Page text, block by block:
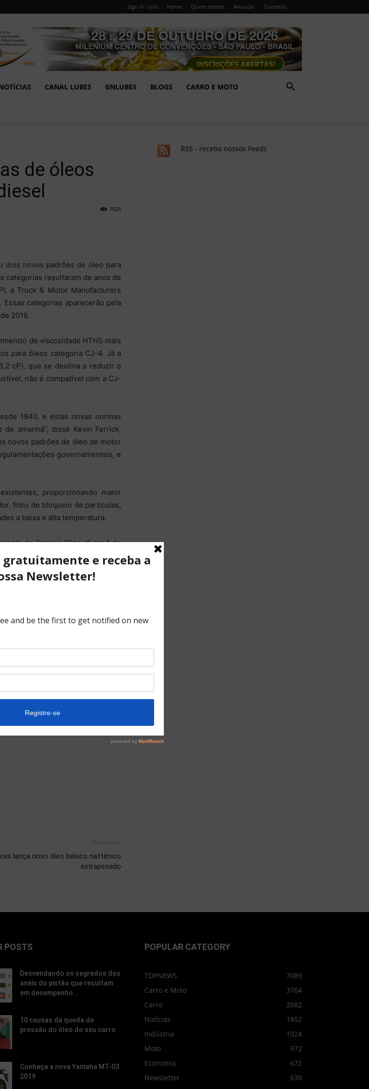
Sign in / Join Home Quem somos Anuncie Contatos
CANAL LUBES GNLUBES BLOGS CARRO E MOTO
de óleos
1825
dois novos padrões de óleo para
categorias resultaram de anos de
a Truck & Motor Manufacturers
categorias aparecerão pela
2016.
de viscosidade HTHS mais
para óleos categoria CJ-4. Já a
cP), que se destina a reduzir o
não é compatível com a CJ-
1940, e estas novas normas
amanhã”, disse Kevin Ferrick,
novos padrões de óleo de motor
governamentais, e
proporcionando maior
filtro de bloqueio de partículas,
a baixa e alta temperatura.
do Serviço “Donut” em 1 de
os comerciantes tenham tempo
os óleos licenciados API CJ-4
licenciados API CK-4, assim que
motores diesel de hoje.
formulados para uso em
para atender os modelos
efeito estufa, em auto-estradas
os óleos API FA-4 para seus
os fabricantes irão recomendar
lança novo óleo básico naftênico
extrapesado
RSS - receba nossos Feeds
POSTS
Desvendando os segredos dos
anéis do pistão que resultam
em desempenho...
10 causas da queda de
pressão do óleo do seu carro
Conheça a nova Yamaha MT-03
2019
POPULAR CATEGORY
TOPNEWS
7089
Carro e Moto
3764
Carro
2082
Notícias
1852
Indústria
1024
Moto
972
Economia
672
Newsletter
630